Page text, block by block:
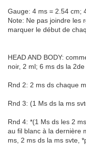
Gauge: 4 ms = 2.54 cm;
Note: Ne pas joindre les
marquer le début de
HEAD AND BODY:
noir, 2 ml; 6 ms ds la
Rnd 2: 2 ms ds chaque
Rnd 3: (1 Ms ds la ms
Rnd 4: *(1 Ms ds les 2
au fil blanc à la dernière
ms, 2 ms ds la ms svte,